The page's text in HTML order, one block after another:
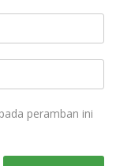
peramban ini